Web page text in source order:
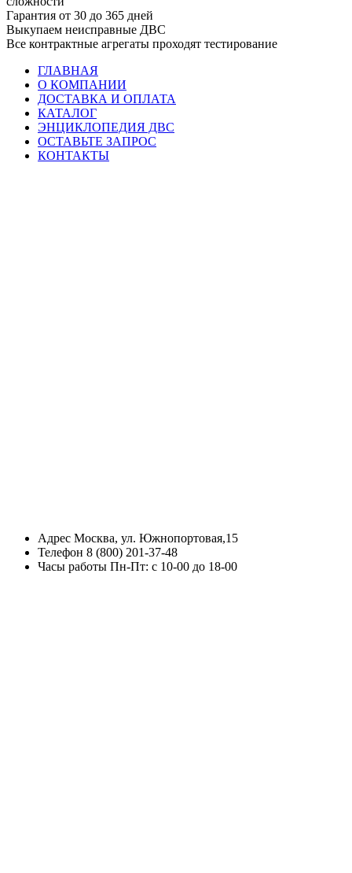
Гарантия от 30 до 365 дней
Выкупаем неисправные ДВС
Все контрактные агрегаты проходят тестирование
ГЛАВНАЯ
О КОМПАНИИ
ДОСТАВКА И ОПЛАТА
КАТАЛОГ
ЭНЦИКЛОПЕДИЯ ДВС
ОСТАВЬТЕ ЗАПРОС
КОНТАКТЫ
Адрес Москва, ул. Южнопортовая,15
Телефон 8 (800) 201-37-48
Часы работы Пн-Пт: с 10-00 до 18-00